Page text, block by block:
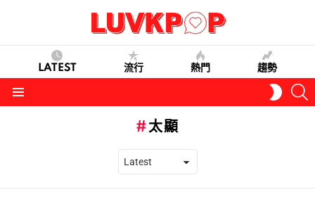
LATEST 流行 熱門 趨勢
SKIN
太顯